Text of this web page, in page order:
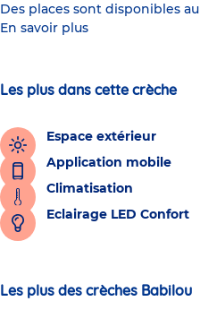
Des places sont disponibles
En savoir plus
Les plus dans cette crèche
Espace extérieur
Application mobile
Climatisation
Eclairage LED Confort
Les plus des crèches Babilou